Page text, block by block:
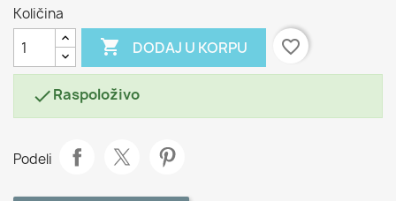
Količina
 DODAJ U KORPU favorite_border
Raspoloživo
Podeli